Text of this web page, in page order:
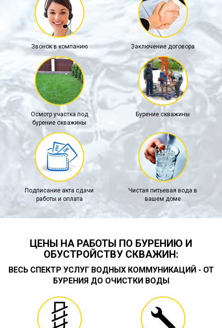
Звонок в компанию Заключение договора
Осмотр участка под
бурение скважины
Бурение скважины
Подписание акта сдачи
работы и оплата
Чистая питьевая вода в
вашем доме
ЦЕНЫ НА РАБОТЫ ПО БУРЕНИЮ И
ОБУСТРОЙСТВУ СКВАЖИН:
ВЕСЬ СПЕКТР УСЛУГ ВОДНЫХ КОММУНИКАЦИЙ - ОТ
БУРЕНИЯ ДО ОЧИСТКИ ВОДЫ